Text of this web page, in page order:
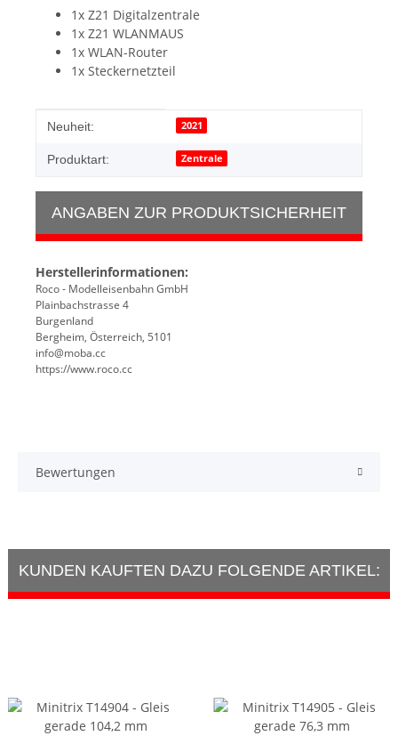
1x Z21 Digitalzentrale
1x Z21 WLANMAUS
1x WLAN-Router
1x Steckernetzteil
Produkteigenschaft
Wert
Neuheit: 2021
Produktart: Zentrale
ANGABEN ZUR PRODUKTSICHERHEIT
Herstellerinformationen:
Roco - Modelleisenbahn GmbH
Plainbachstrasse 4
Burgenland
Bergheim, Österreich, 5101
info@moba.cc
https://www.roco.cc
Bewertungen
KUNDEN KAUFTEN DAZU FOLGENDE ARTIKEL: